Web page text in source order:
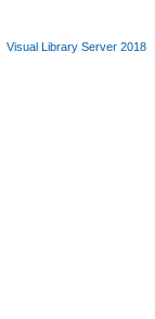
Visual Library Server 2018